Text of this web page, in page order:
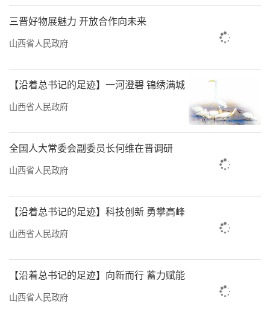
三晋好物展魅力 开放合作向未来
山西省人民政府
【沿着总书记的足迹】一河澄碧 锦绣满城
山西省人民政府
全国人大常委会副委员长何维在晋调研
山西省人民政府
【沿着总书记的足迹】科技创新 勇攀高峰
山西省人民政府
【沿着总书记的足迹】向新而行 蓄力赋能
山西省人民政府